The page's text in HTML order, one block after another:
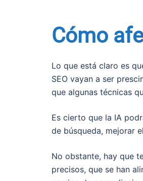
Cómo
Lo que está claro es
SEO vayan a ser
que algunas técnicas
Es cierto que la IA
de búsqueda, mejorar
No obstante, hay que
precisos, que se han